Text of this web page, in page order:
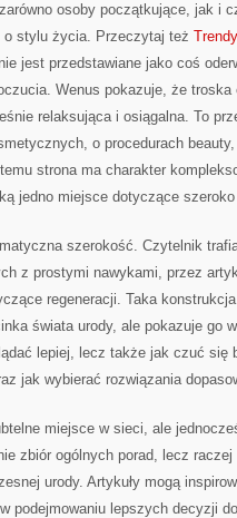
osoby początkujące, jak i
stylu życia. Przeczytaj też
jest przedstawiane jako coś
Wenus pokazuje, że troska
relaksująca i osiągalna. To
o procedurach
strona ma charakter
jedno miejsce dotyczące
szerokość. Czytelnik
z prostymi nawykami, przez
regeneracji. Taka
świata urody, ale pokazuje go
lepiej, lecz także jak czuć się
jak wybierać rozwiązania
miejsce w sieci, ale
zbiór ogólnych porad, lecz
urody. Artykuły mogą
podejmowaniu lepszych decyzji